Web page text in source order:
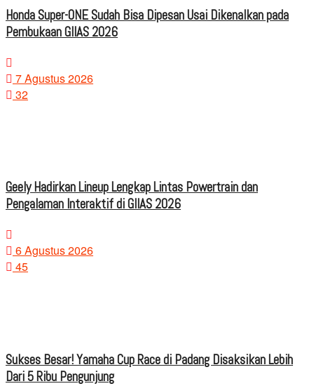
Honda Super-ONE Sudah Bisa Dipesan Usai Dikenalkan pada
Pembukaan GIIAS 2026
7 Agustus 2026
32
Geely Hadirkan Lineup Lengkap Lintas Powertrain dan
Pengalaman Interaktif di GIIAS 2026
6 Agustus 2026
45
Sukses Besar! Yamaha Cup Race di Padang Disaksikan Lebih
Dari 5 Ribu Pengunjung